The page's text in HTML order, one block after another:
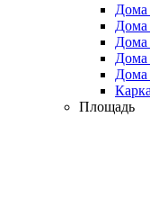
Дома
Дома
Дома
Дома
Дома
Площадь